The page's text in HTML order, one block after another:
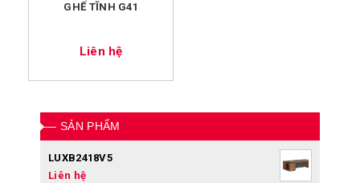
GHẾ TĨNH G41
Liên hệ
SẢN PHẨM
LUXB2418V5
Liên hệ